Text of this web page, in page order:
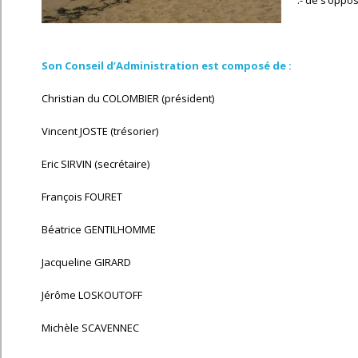
Son Conseil d’Administration est composé de :
Christian du COLOMBIER (président)
Vincent JOSTE (trésorier)
Eric SIRVIN (secrétaire)
François FOURET
Béatrice GENTILHOMME
Jacqueline GIRARD
Jérôme LOSKOUTOFF
Michèle SCAVENNEC